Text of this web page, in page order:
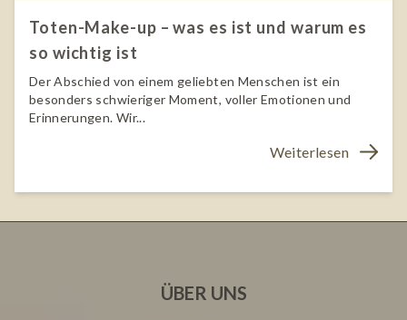
Toten-Make-up – was es ist und warum es
so wichtig ist
Der Abschied von einem geliebten Menschen ist ein
besonders schwieriger Moment, voller Emotionen und
Erinnerungen. Wir...
Weiterlesen
ÜBER UNS